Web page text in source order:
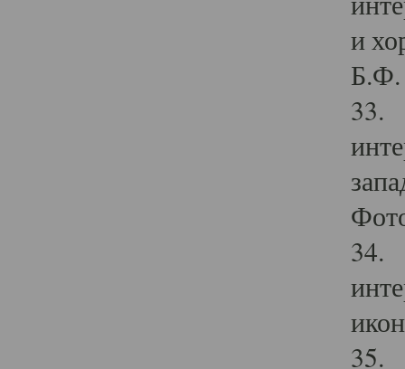
и
Б.Ф.
33.
34.
35.